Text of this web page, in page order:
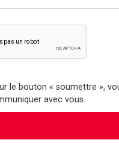
le bouton « soumettre »,
avec vous.